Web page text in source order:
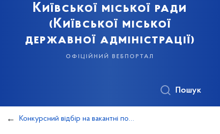
Київської міської ради
(Київської міської
державної адміністрації)
офіційний вебпортал
Пошук
Конкурсний відбір на вакантні посади керівників КП, підпорядкованих Управлінню екології та природних ресурсів